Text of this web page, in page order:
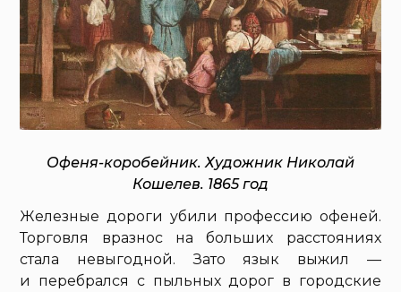
Офеня-коробейник. Художник Николай
Кошелев. 1865 год
Железные дороги убили профессию офеней.
Торговля вразнос на больших расстояниях
стала невыгодной. Зато язык выжил —
и перебрался с пыльных дорог в городские